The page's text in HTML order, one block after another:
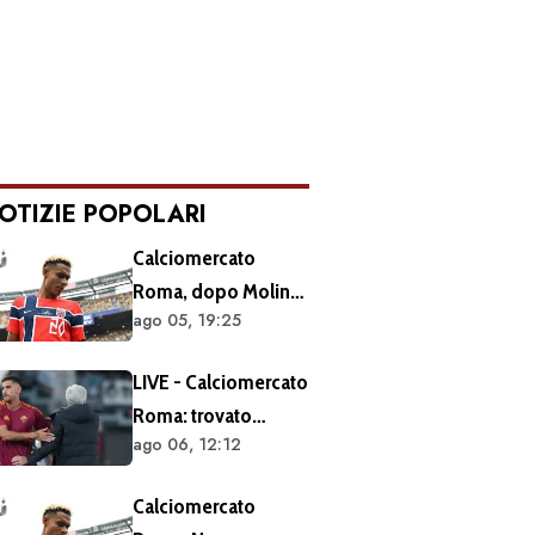
POPOLARI
Calciomercato
Roma, dopo Molina
si accelera sugli
prossimi obiettivi
ago 05, 19:25
LIVE - Calciomercato
Roma: trovato
l'accordo per il
Prolungamento di
ago 06, 12:12
Calciomercato